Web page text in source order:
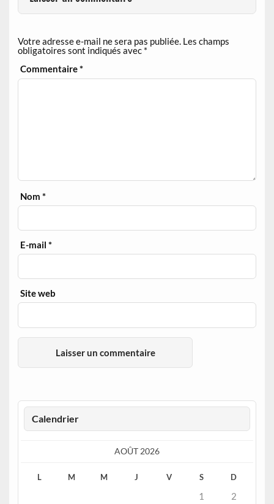
Votre adresse e-mail ne sera pas publiée. Les champs
obligatoires sont indiqués avec *
Commentaire*
Nom*
E-mail*
Site web
Calendrier
AOÛT 2026
L M M J V S D
1
2